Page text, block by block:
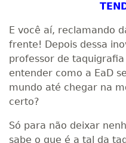
E você aí, reclamando
frente! Depois dessa
professor de
entender como a EaD
mundo até chegar na
certo?
Só para não deixar
sabe o que é a tal da